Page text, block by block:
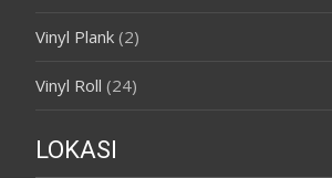
Vinyl Plank (2)
Vinyl Roll (24)
LOKASI